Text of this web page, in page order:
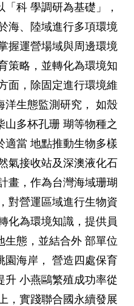
科 學調研為基礎」，
海、陸域進行多項環境
握運營場域與周邊環境
策略，並轉化為環境知
面，除固定進行環境維
洋生態監測研究， 如殼
多杯孔珊 瑚等物種之
適當 地點推動生物多樣
氣接收站及深澳液化石
畫，作為台灣海域珊瑚
對營運區域進行生物資
化為環境知識，提供員
生態，並結合外 部單位
園海岸， 營造四處保育
升 小燕鷗繁殖成功率從
，實踐聯合國永續發展